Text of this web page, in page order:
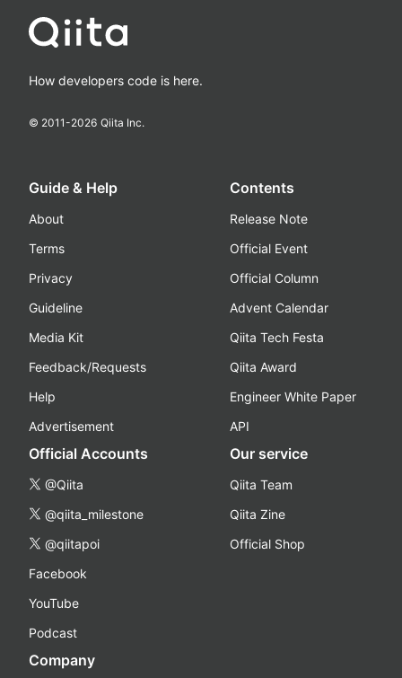
How developers code is here.
© 2011-2026 Qiita Inc.
Guide & Help
About
Terms
Privacy
Guideline
Media Kit
Feedback/Requests
Help
Advertisement
Contents
Release Note
Official Event
Official Column
Advent Calendar
Qiita Tech Festa
Qiita Award
Engineer White Paper
API
Official Accounts
@Qiita
@qiita_milestone
@qiitapoi
Facebook
YouTube
Podcast
Our service
Qiita Team
Qiita Zine
Official Shop
Company